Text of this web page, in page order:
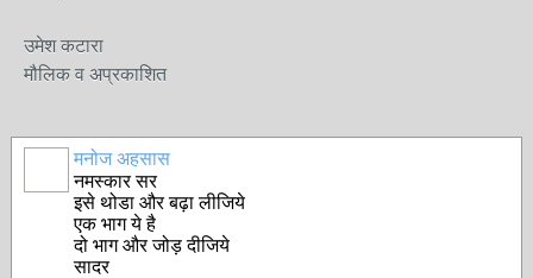
उमेश कटारा
मौलिक व अप्रकाशित
मनोज अहसास
नमस्कार सर
इसे थोडा और बढ़ा लीजिये
एक भाग ये है
दो भाग और जोड़ दीजिये
सादर